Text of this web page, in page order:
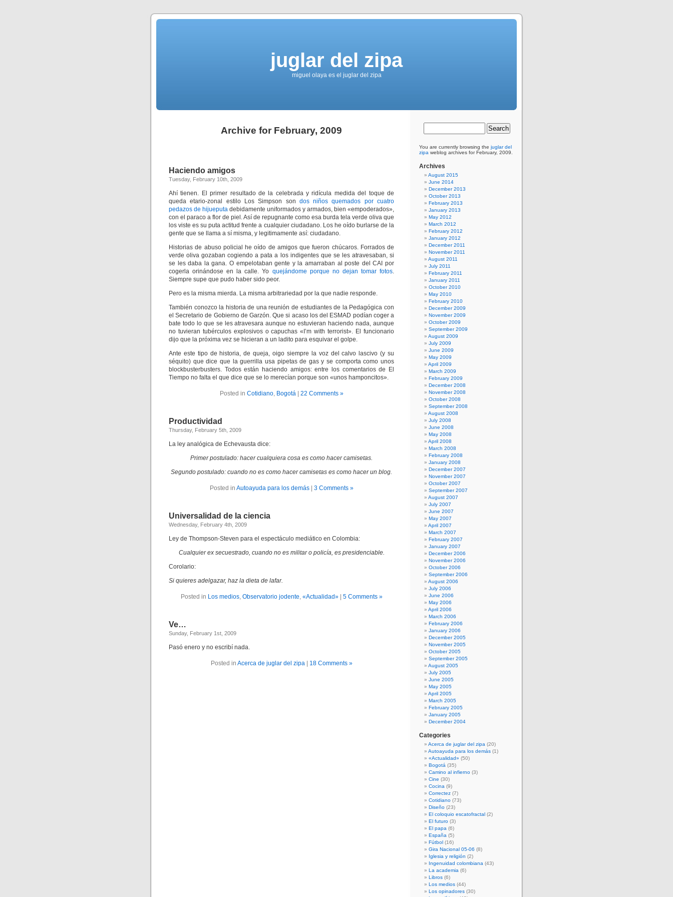
juglar del zipa
miguel olaya es el juglar del zipa
Archive for February, 2009
Haciendo amigos
Tuesday, February 10th, 2009
Ahí tienen. El primer resultado de la celebrada y ridícula medida del toque de
queda etario-zonal estilo Los Simpson son dos niños quemados por cuatro
pedazos de hijueputa debidamente uniformados y armados, bien «empoderados»,
con el paraco a flor de piel. Así de repugnante como esa burda tela verde oliva que
los viste es su puta actitud frente a cualquier ciudadano. Los he oído burlarse de la
gente que se llama a sí misma, y legitimamente así: ciudadano.
Historias de abuso policial he oído de amigos que fueron chúcaros. Forrados de
verde oliva gozaban cogiendo a pata a los indigentes que se les atravesaban, si
se les daba la gana. O empelotaban gente y la amarraban al poste del CAI por
cogerla orinándose en la calle. Yo quejándome porque no dejan tomar fotos.
Siempre supe que pudo haber sido peor.
Pero es la misma mierda. La misma arbitrariedad por la que nadie responde.
También conozco la historia de una reunión de estudiantes de la Pedagógica con
el Secretario de Gobierno de Garzón. Que si acaso los del ESMAD podían coger a
bate todo lo que se les atravesara aunque no estuvieran haciendo nada, aunque
no tuvieran tubérculos explosivos o capuchas «I’m with terrorist». El funcionario
dijo que la próxima vez se hicieran a un ladito para esquivar el golpe.
Ante este tipo de historia, de queja, oigo siempre la voz del calvo lascivo (y su
séquito) que dice que la guerrilla usa pipetas de gas y se comporta como unos
blockbusterbusters. Todos están haciendo amigos: entre los comentarios de El
Tiempo no falta el que dice que se lo merecían porque son «unos hamponcitos».
Posted in Cotidiano, Bogotá| 22 Comments »
Productividad
Thursday, February 5th, 2009
La ley analógica de Echevausta dice:
Primer postulado: hacer cualquiera cosa es como hacer camisetas.
Segundo postulado: cuando no es como hacer camisetas es como hacer un blog.
Posted in Autoayuda para los demás| 3 Comments »
Universalidad de la ciencia
Wednesday, February 4th, 2009
Ley de Thompson-Steven para el espectáculo mediático en Colombia:
Cualquier ex secuestrado, cuando no es militar o policía, es presidenciable.
Corolario:
Si quieres adelgazar, haz la dieta de lafar.
Posted in Los medios, Observatorio jodente, «Actualidad»| 5 Comments »
Ve…
Sunday, February 1st, 2009
Pasó enero y no escribí nada.
Posted in Acerca de juglar del zipa| 18 Comments »
You are currently browsing the juglar del
zipa weblog archives for February, 2009.
Archives
August 2015
June 2014
December 2013
October 2013
February 2013
January 2013
May 2012
March 2012
February 2012
January 2012
December 2011
November 2011
August 2011
July 2011
February 2011
January 2011
October 2010
May 2010
February 2010
December 2009
November 2009
October 2009
September 2009
August 2009
July 2009
June 2009
May 2009
April 2009
March 2009
February 2009
December 2008
November 2008
October 2008
September 2008
August 2008
July 2008
June 2008
May 2008
April 2008
March 2008
February 2008
January 2008
December 2007
November 2007
October 2007
September 2007
August 2007
July 2007
June 2007
May 2007
April 2007
March 2007
February 2007
January 2007
December 2006
November 2006
October 2006
September 2006
August 2006
July 2006
June 2006
May 2006
April 2006
March 2006
February 2006
January 2006
December 2005
November 2005
October 2005
September 2005
August 2005
July 2005
June 2005
May 2005
April 2005
March 2005
February 2005
January 2005
December 2004
Categories
Acerca de juglar del zipa (20)
Autoayuda para los demás (1)
«Actualidad» (50)
Bogotá (35)
Camino al infierno (3)
Cine (30)
Cocina (9)
Correctez (7)
Cotidiano (73)
Diseño (23)
El coloquio escatofractal (2)
El futuro (3)
El papa (6)
España (5)
Fútbol (16)
Gira Nacional 05-06 (8)
Iglesia y religión (2)
Ingenuidad colombiana (43)
La academia (6)
Libros (6)
Los medios (44)
Los opinadores (30)